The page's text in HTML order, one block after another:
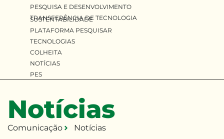
SUSTENTABILIDADE
PLATAFORMA PESQUISAR
TECNOLOGIAS
COLHEITA
NOTÍCIAS
PES
PESQUISA E DESENVOLVIMENTO
TRANSFERÊNCIA DE TECNOLOGIA
Notícias
Comunicação Notícias